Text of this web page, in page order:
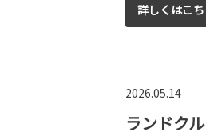
詳しくはこ
2026.05.14
ランドク